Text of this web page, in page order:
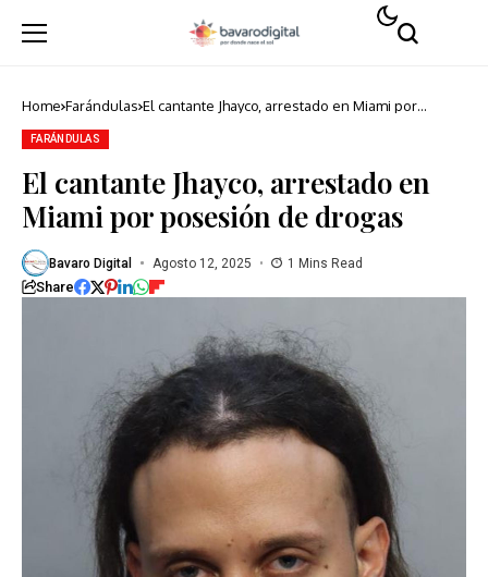
Home Farándulas El cantante Jhayco, arrestado en Miami por
FARÁNDULAS
El cantante Jhayco, arrestado en
Miami por posesión de drogas
Bavaro Digital Agosto 12, 2025 1 Mins Read
Share